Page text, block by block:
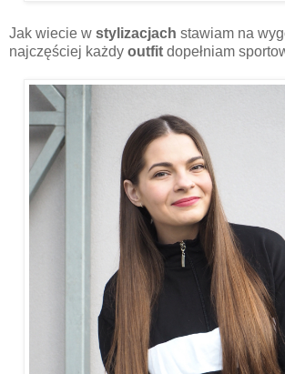
Jak wiecie w stylizacjach stawiam na
najczęściej każdy outfit dopełniam